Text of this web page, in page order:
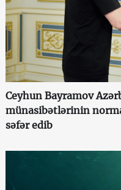
Ceyhun Bayramov
münasibətlərinin
səfər edib